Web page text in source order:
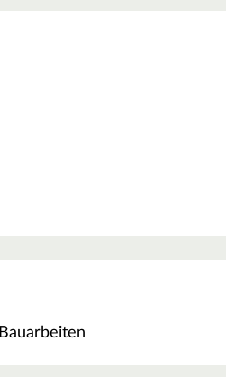
Bauarbeiten